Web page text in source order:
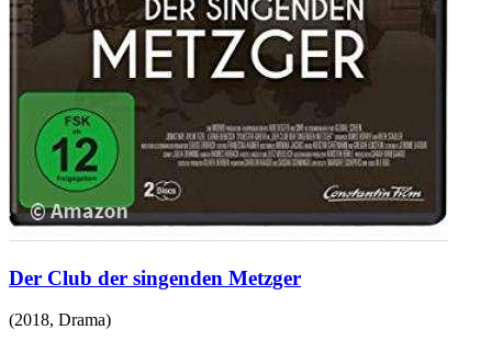
Der Club der singenden Metzger
(2018, Drama)